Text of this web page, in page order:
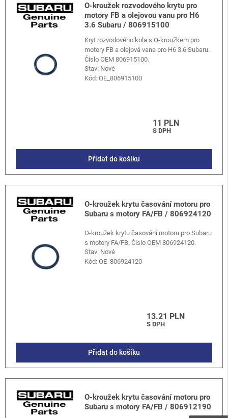
O-kroužek rozvodového krytu pro
motory FB a olejovou vanu pro H6
3.6 Subaru / 806915100
Kryt rozvodového kola s O-kroužkem pro
motory FB a olejová vana pro H6 3.6 Subaru.
Číslo OEM 806915100.
Stav: Nové
Kód:OE_806915100
11 PLN
S DPH
Přidat do košíku
O-kroužek krytu časování motoru pro
Subaru s motory FA/FB / 806924120
O-kroužek krytu časování motoru pro Subaru
s motory FA/FB. Číslo OEM 806924120.
Stav: Nové
Kód:OE_806924120
13.21 PLN
S DPH
Přidat do košíku
O-kroužek krytu časování motoru pro
Subaru s motory FA/FB / 806912190